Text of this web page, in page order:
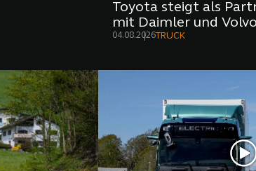
Toyota steigt als
mit Daimler und
04.08.2026 TRUCK